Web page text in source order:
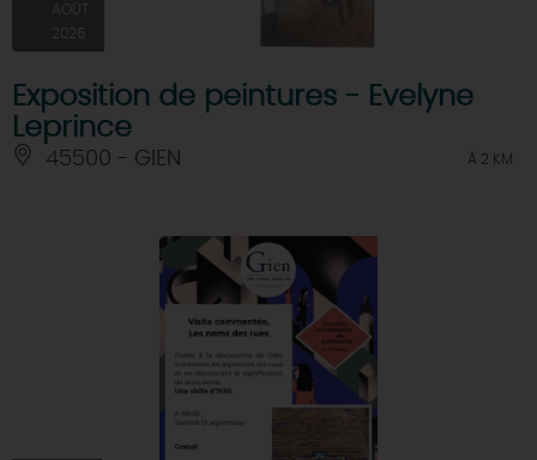
AOÛT
2026
Exposition de peintures - Evelyne
Leprince
45500 - GIEN À 2 KM